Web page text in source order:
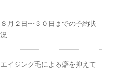
８月２日〜３０日までの予約状
況
エイジング毛による癖を抑えて